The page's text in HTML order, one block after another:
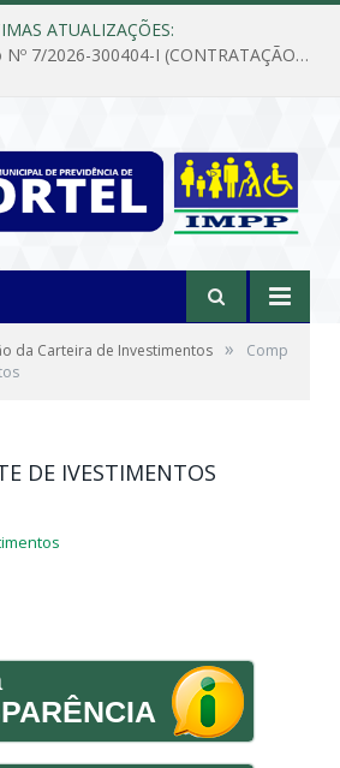
ATUALIZAÇÕES:
Dispensa de Licitação Nº 7/2026-300404-I (CONTRATAÇÃO DE EMPRESA PARA MANUTENÇÃO E REPARAÇÃO DE APARELHOS DE AR CONDICIONADO, EM ATENDIMENTO ÀS NECESSIDADES DO INSTITUTO DE PREVIDÊNCIA MUNICIPAL DE PORTEL/PA)
da Carteira de Investimentos »
Comp
DE IVESTIMENTOS